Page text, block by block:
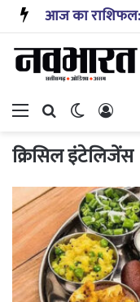
Menu Search forSwitch skin
क्रिसिल इंटेलिजेंस